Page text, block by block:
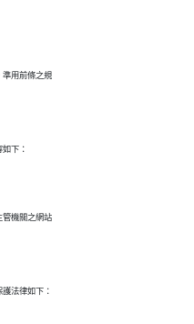
準用前條之規
下：
管機關之網站
法律如下：